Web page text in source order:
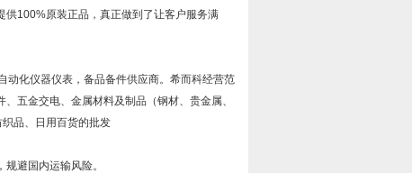
供100%原装正品，真正做到了让客户服务满
动化仪器仪表，备品备件供应商。希而科经营范
五金交电、金属材料及制品（钢材、贵金属、
织品、日用百货的批发
避国内运输风险。